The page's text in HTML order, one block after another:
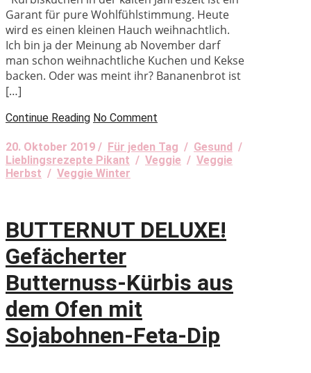
Garant für pure Wohlfühlstimmung. Heute
wird es einen kleinen Hauch weihnachtlich.
Ich bin ja der Meinung ab November darf
man schon weihnachtliche Kuchen und Kekse
backen. Oder was meint ihr? Bananenbrot ist
[…]
Continue Reading No Comment
20. Oktober 2019 / Für jeden Tag / Gesund /
Lieblingsrezepte Pikant / Veggie / Veggie
Herbst / Veggie Winter
BUTTERNUT DELUXE!
Gefächerter
Butternuss-Kürbis aus
dem Ofen mit
Sojabohnen-Feta-Dip